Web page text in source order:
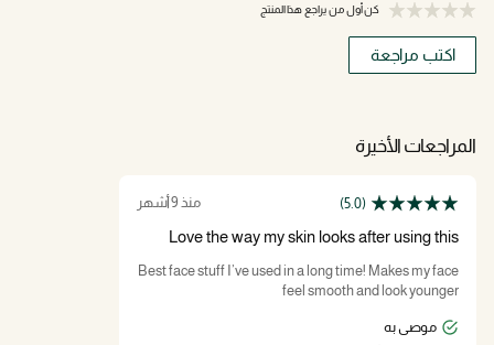
كن أول من يراجع هذا المنتج
اكتب مراجعة
المراجعات الأخيرة
(5.0) منذ 9 أشهر
Love the way my skin looks after using this
Best face stuff I’ve used in a long time! Makes my face
feel smooth and look younger
موصى به